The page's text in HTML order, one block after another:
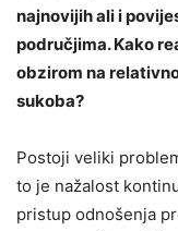
najnovijih ali i
područjima. Kako
obzirom na
sukoba?
Postoji veliki
to je nažalost
pristup odnošenja